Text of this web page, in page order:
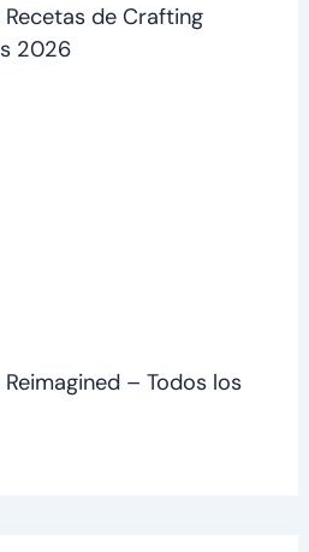
de Crafting
2026
– Todos los